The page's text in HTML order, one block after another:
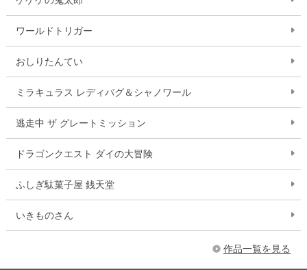
ワールドトリガー
おしりたんてい
ミラキュラス レディバグ＆シャノワール
逃走中 ザ グレートミッション
ドラゴンクエスト ダイの大冒険
ふしぎ駄菓子屋 銭天堂
いきものさん
作品一覧を見る